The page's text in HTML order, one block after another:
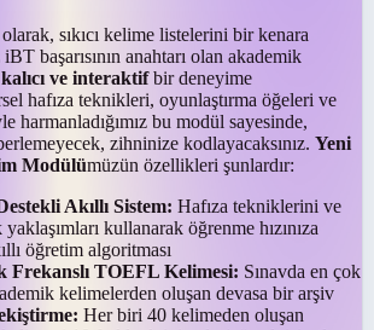
sıkıcı kelime listelerini bir kenara
başarısının anahtarı olan akademik
ve interaktifbir deneyime
hafıza teknikleri, oyunlaştırma öğeleri ve
harmanladığımız bu modül sayesinde,
zihninize kodlayacaksınız. Yeni
Modülümüzün özellikleri şunlardır:
Akıllı Sistem: Hafıza tekniklerini ve
kullanarak öğrenme hızınıza
öğretim algoritması
Frekanslı TOEFL Kelimesi: Sınavda en çok
kelimelerden oluşan devasa bir arşiv
Her biri 40 kelimeden oluşan